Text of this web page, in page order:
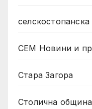
селскостопанска
СЕМ Новини и
Стара Загора
Столична община